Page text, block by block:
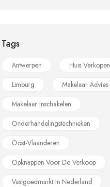
Tags
Antwerpen
Huis Verkopen
Limburg
Makelaar Advies
Makelaar Inschakelen
Onderhandelingstechnieken
Oost-Vlaanderen
Opknappen Voor De Verkoop
Vastgoedmarkt In Nederland